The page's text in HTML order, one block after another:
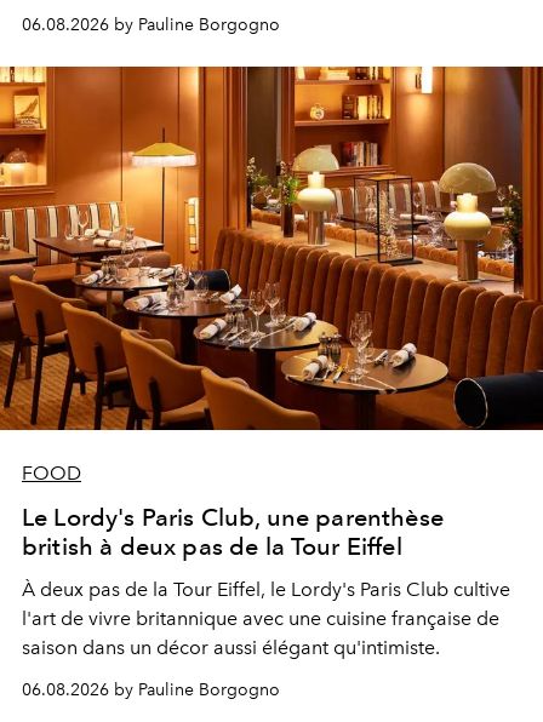
06.08.2026 by Pauline Borgogno
FOOD
Le Lordy's Paris Club, une parenthèse
british à deux pas de la Tour Eiffel
À deux pas de la Tour Eiffel, le Lordy's Paris Club cultive
l'art de vivre britannique avec une cuisine française de
saison dans un décor aussi élégant qu'intimiste.
06.08.2026 by Pauline Borgogno